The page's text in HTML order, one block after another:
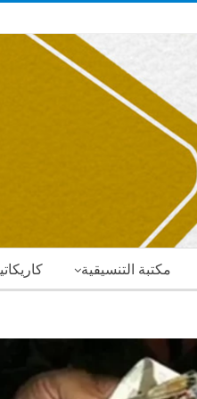
مكتبة التنسيقية